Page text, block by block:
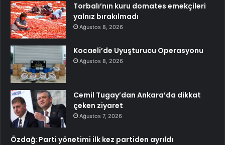
Torbalı’nın kuru domates emekçileri
yalnız bırakılmadı
Ağustos 8, 2026
Kocaeli’de Uyuşturucu Operasyonu
Ağustos 8, 2026
Cemil Tugay’dan Ankara’da dikkat
çeken ziyaret
Ağustos 7, 2026
Özdağ: Parti yönetimi ilk kez partiden ayrıldı